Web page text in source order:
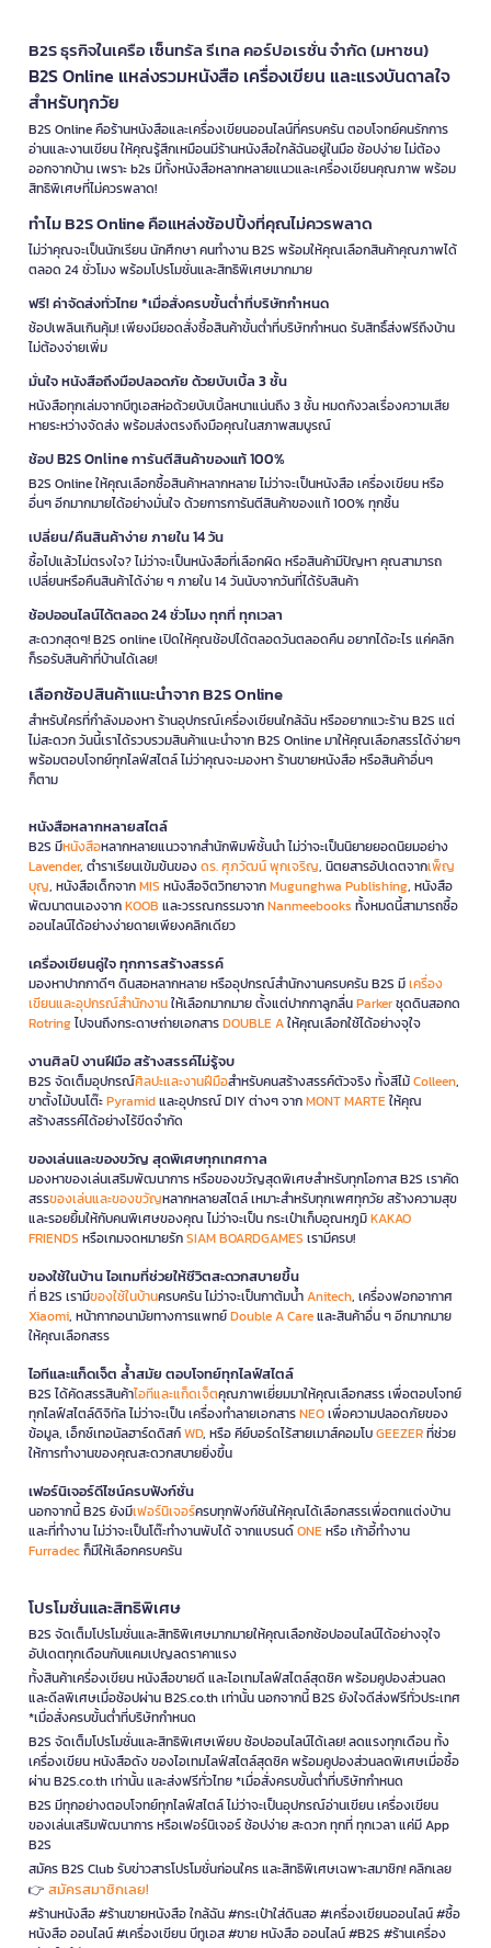
B2S ธุรกิจในเครือ เซ็นทรัล รีเทล คอร์ปอเรชั่น จำกัด (มหาชน)
B2S Online แหล่งรวมหนังสือ เครื่องเขียน และแรงบันดาลใจ
สำหรับทุกวัย
B2S Online คือร้านหนังสือและเครื่องเขียนออนไลน์ที่ครบครัน ตอบโจทย์คนรักการ
อ่านและงานเขียน ให้คุณรู้สึกเหมือนมีร้านหนังสือใกล้ฉันอยู่ในมือ ช้อปง่าย ไม่ต้อง
ออกจากบ้าน เพราะ b2s มีทั้งหนังสือหลากหลายแนวและเครื่องเขียนคุณภาพ พร้อม
สิทธิพิเศษที่ไม่ควรพลาด!
ทำไม B2S Online คือแหล่งช้อปปิ้งที่คุณไม่ควรพลาด
ไม่ว่าคุณจะเป็นนักเรียน นักศึกษา คนทำงาน B2S พร้อมให้คุณเลือกสินค้าคุณภาพได้
ตลอด 24 ชั่วโมง พร้อมโปรโมชั่นและสิทธิพิเศษมากมาย
ฟรี! ค่าจัดส่งทั่วไทย *เมื่อสั่งครบขั้นต่ำที่บริษัทกำหนด
ช้อปเพลินเกินคุ้ม! เพียงมียอดสั่งซื้อสินค้าขั้นต่ำที่บริษัทกำหนด รับสิทธิ์ส่งฟรีถึงบ้าน
ไม่ต้องจ่ายเพิ่ม
มั่นใจ หนังสือถึงมือปลอดภัย ด้วยบับเบิ้ล 3 ชั้น
หนังสือทุกเล่มจากบีทูเอสห่อด้วยบับเบิ้ลหนาแน่นถึง 3 ชั้น หมดกังวลเรื่องความเสีย
หายระหว่างจัดส่ง พร้อมส่งตรงถึงมือคุณในสภาพสมบูรณ์
ช้อป B2S Online การันตีสินค้าของแท้ 100%
B2S Online ให้คุณเลือกซื้อสินค้าหลากหลาย ไม่ว่าจะเป็นหนังสือ เครื่องเขียน หรือ
อื่นๆ อีกมากมายได้อย่างมั่นใจ ด้วยการการันตีสินค้าของแท้ 100% ทุกชิ้น
เปลี่ยน/คืนสินค้าง่าย ภายใน 14 วัน
ซื้อไปแล้วไม่ตรงใจ? ไม่ว่าจะเป็นหนังสือที่เลือกผิด หรือสินค้ามีปัญหา คุณสามารถ
เปลี่ยนหรือคืนสินค้าได้ง่าย ๆ ภายใน 14 วันนับจากวันที่ได้รับสินค้า
ช้อปออนไลน์ได้ตลอด 24 ชั่วโมง ทุกที่ ทุกเวลา
สะดวกสุดๆ! B2S online เปิดให้คุณช้อปได้ตลอดวันตลอดคืน อยากได้อะไร แค่คลิก
ก็รอรับสินค้าที่บ้านได้เลย!
เลือกช้อปสินค้าแนะนำจาก B2S Online
สำหรับใครที่กำลังมองหา ร้านอุปกรณ์เครื่องเขียนใกล้ฉัน หรืออยากแวะร้าน B2S แต่
ไม่สะดวก วันนี้เราได้รวบรวมสินค้าแนะนำจาก B2S Online มาให้คุณเลือกสรรได้ง่ายๆ
พร้อมตอบโจทย์ทุกไลฟ์สไตล์ ไม่ว่าคุณจะมองหา ร้านขายหนังสือ หรือสินค้าอื่นๆ
ก็ตาม
หนังสือหลากหลายสไตล์
B2S มีหนังสือหลากหลายแนวจากสำนักพิมพ์ชั้นนำ ไม่ว่าจะเป็นนิยายยอดนิยมอย่าง
Lavender, ตำราเรียนเข้มข้นของดร. ศุภวัฒน์ พุกเจริญ, นิตยสารอัปเดตจากเพ็ญ
บุญ, หนังสือเด็กจากMIS หนังสือจิตวิทยาจากMugunghwa Publishing, หนังสือ
พัฒนาตนเองจากKOOB และวรรณกรรมจากNanmeebooks ทั้งหมดนี้สามารถซื้อ
ออนไลน์ได้อย่างง่ายดายเพียงคลิกเดียว
เครื่องเขียนคู่ใจ ทุกการสร้างสรรค์
มองหาปากกาดีๆ ดินสอหลากหลาย หรืออุปกรณ์สำนักงานครบครัน B2S มีเครื่อง
เขียนและอุปกรณ์สำนักงานให้เลือกมากมาย ตั้งแต่ปากกาลูกลื่นParkerชุดดินสอกด
Rotringไปจนถึงกระดาษถ่ายเอกสารDOUBLE Aให้คุณเลือกใช้ได้อย่างจุใจ
งานศิลป์ งานฝีมือ สร้างสรรค์ไม่รู้จบ
B2S จัดเต็มอุปกรณ์ศิลปะและงานฝีมือสำหรับคนสร้างสรรค์ตัวจริง ทั้งสีไม้Colleen,
ขาตั้งไม้บนโต๊ะPyramidและอุปกรณ์ DIY ต่างๆ จากMONT MARTEให้คุณ
สร้างสรรค์ได้อย่างไร้ขีดจำกัด
ของเล่นและของขวัญ สุดพิเศษทุกเทศกาล
มองหาของเล่นเสริมพัฒนาการ หรือของขวัญสุดพิเศษสำหรับทุกโอกาส B2S เราคัด
สรรของเล่นและของขวัญหลากหลายสไตล์ เหมาะสำหรับทุกเพศทุกวัย สร้างความสุข
และรอยยิ้มให้กับคนพิเศษของคุณ ไม่ว่าจะเป็น กระเป๋าเก็บอุณหภูมิKAKAO
FRIENDS หรือเกมจดหมายรักSIAM BOARDGAMES เรามีครบ!
ของใช้ในบ้าน ไอเทมที่ช่วยให้ชีวิตสะดวกสบายขึ้น
ที่ B2S เรามีของใช้ในบ้านครบครัน ไม่ว่าจะเป็นกาต้มน้ำAnitech, เครื่องฟอกอากาศ
Xiaomi, หน้ากากอนามัยทางการแพทย์Double A Careและสินค้าอื่น ๆ อีกมากมาย
ให้คุณเลือกสรร
ไอทีและแก็ดเจ็ต ล้ำสมัย ตอบโจทย์ทุกไลฟ์สไตล์
B2S ได้คัดสรรสินค้าไอทีและแก็ดเจ็ตคุณภาพเยี่ยมมาให้คุณเลือกสรร เพื่อตอบโจทย์
ทุกไลฟ์สไตล์ดิจิทัล ไม่ว่าจะเป็น เครื่องทำลายเอกสารNEOเพื่อความปลอดภัยของ
ข้อมูล, เอ็กซ์เทอนัลฮาร์ดดิสก์WD, หรือ คีย์บอร์ดไร้สายเมาส์คอมโบGEEZERที่ช่วย
ให้การทำงานของคุณสะดวกสบายยิ่งขึ้น
เฟอร์นิเจอร์ดีไซน์ครบฟังก์ชั่น
นอกจากนี้ B2S ยังมีเฟอร์นิเจอร์ครบทุกฟังก์ชันให้คุณได้เลือกสรรเพื่อตกแต่งบ้าน
และที่ทำงาน ไม่ว่าจะเป็นโต๊ะทำงานพับได้ จากแบรนด์ONEหรือ เก้าอี้ทำงาน
Furradecก็มีให้เลือกครบครัน
โปรโมชั่นและสิทธิพิเศษ
B2S จัดเต็มโปรโมชั่นและสิทธิพิเศษมากมายให้คุณเลือกช้อปออนไลน์ได้อย่างจุใจ
อัปเดตทุกเดือนกับแคมเปญลดราคาแรง
ทั้งสินค้าเครื่องเขียน หนังสือขายดี และไอเทมไลฟ์สไตล์สุดชิค พร้อมคูปองส่วนลด
และดีลพิเศษเมื่อช้อปผ่าน B2S.co.th เท่านั้น นอกจากนี้ B2S ยังใจดีส่งฟรีทั่วประเทศ
*เมื่อสั่งครบขั้นต่ำที่บริษัทกำหนด
B2S จัดเต็มโปรโมชั่นและสิทธิพิเศษเพียบ ช้อปออนไลน์ได้เลย! ลดแรงทุกเดือน ทั้ง
เครื่องเขียน หนังสือดัง ของไอเทมไลฟ์สไตล์สุดชิค พร้อมคูปองส่วนลดพิเศษเมื่อซื้อ
ผ่าน B2S.co.th เท่านั้น และส่งฟรีทั่วไทย *เมื่อสั่งครบขั้นต่ำที่บริษัทกำหนด
B2S มีทุกอย่างตอบโจทย์ทุกไลฟ์สไตล์ ไม่ว่าจะเป็นอุปกรณ์อ่านเขียน เครื่องเขียน
ของเล่นเสริมพัฒนาการ หรือเฟอร์นิเจอร์ ช้อปง่าย สะดวก ทุกที่ ทุกเวลา แค่มี App
B2S
สมัคร B2S Club รับข่าวสารโปรโมชั่นก่อนใคร และสิทธิพิเศษเฉพาะสมาชิก! คลิกเลย
👉 สมัครสมาชิกเลย!
#ร้านหนังสือ #ร้านขายหนังสือ ใกล้ฉัน #กระเป๋าใส่ดินสอ #เครื่องเขียนออนไลน์ #ซื้อ
หนังสือ ออนไลน์ #เครื่องเขียน บีทูเอส #ขาย หนังสือ ออนไลน์ #B2S #ร้านเครื่อง